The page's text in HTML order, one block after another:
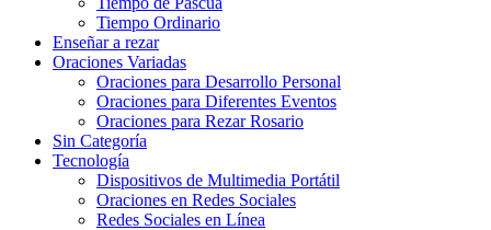
Tiempo Ordinario
Enseñar a rezar
Oraciones Variadas
Oraciones para Desarrollo Personal
Oraciones para Diferentes Eventos
Oraciones para Rezar Rosario
Sin Categoría
Tecnología
Dispositivos de Multimedia Portátil
Oraciones en Redes Sociales
Redes Sociales en Línea